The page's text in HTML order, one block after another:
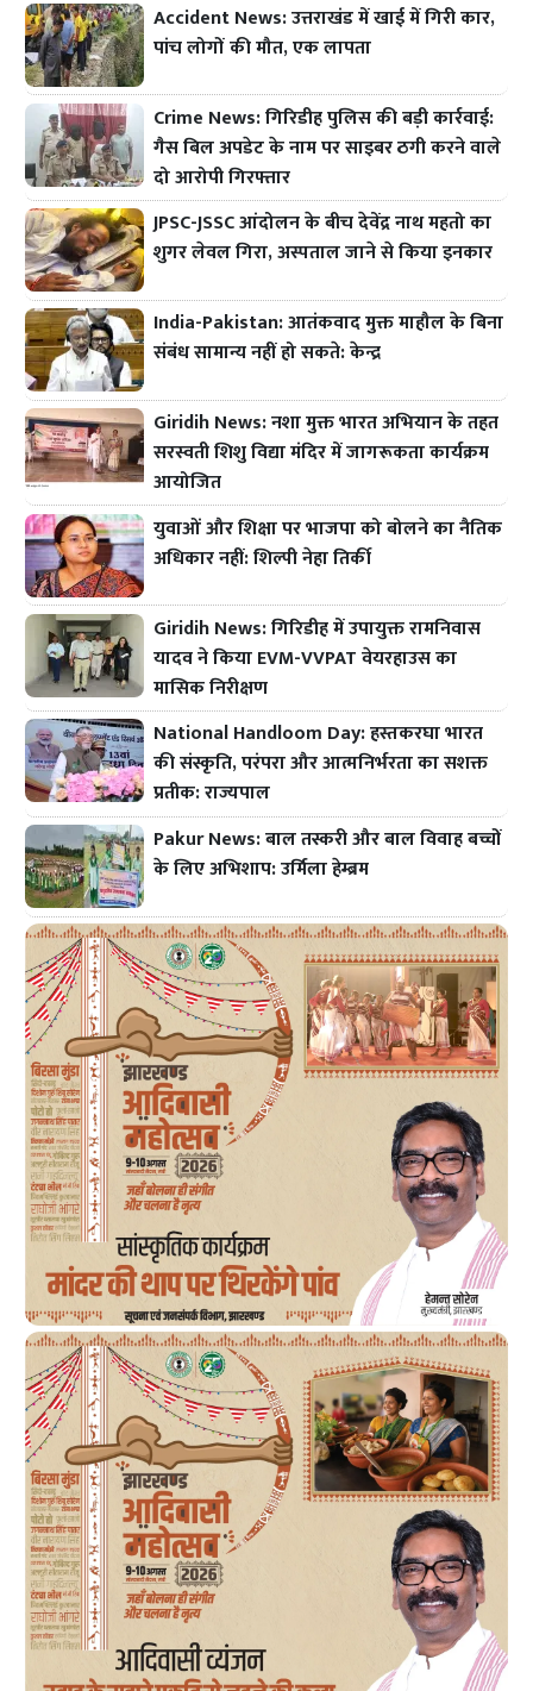
Accident News: उत्तराखंड में खाई में गिरी कार,
पांच लोगों की मौत, एक लापता
Crime News: गिरिडीह पुलिस की बड़ी कार्रवाई:
गैस बिल अपडेट के नाम पर साइबर ठगी करने वाले
दो आरोपी गिरफ्तार
JPSC-JSSC आंदोलन के बीच देवेंद्र नाथ महतो का
शुगर लेवल गिरा, अस्पताल जाने से किया इनकार
India-Pakistan: आतंकवाद मुक्त माहौल के बिना
संबंध सामान्य नहीं हो सकते: केन्द्र
Giridih News: नशा मुक्त भारत अभियान के तहत
सरस्वती शिशु विद्या मंदिर में जागरूकता कार्यक्रम
आयोजित
युवाओं और शिक्षा पर भाजपा को बोलने का नैतिक
अधिकार नहीं: शिल्पी नेहा तिर्की
Giridih News: गिरिडीह में उपायुक्त रामनिवास
यादव ने किया EVM-VVPAT वेयरहाउस का
मासिक निरीक्षण
National Handloom Day: हस्तकरघा भारत
की संस्कृति, परंपरा और आत्मनिर्भरता का सशक्त
प्रतीक: राज्यपाल
Pakur News: बाल तस्करी और बाल विवाह बच्चों
के लिए अभिशाप: उर्मिला हेम्ब्रम